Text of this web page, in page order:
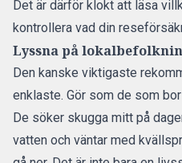
Det är därför klokt att läsa
kontrollera vad din
Lyssna på
Den kanske viktigaste
enklaste. Gör som de som
De söker skugga mitt på
vatten och väntar med